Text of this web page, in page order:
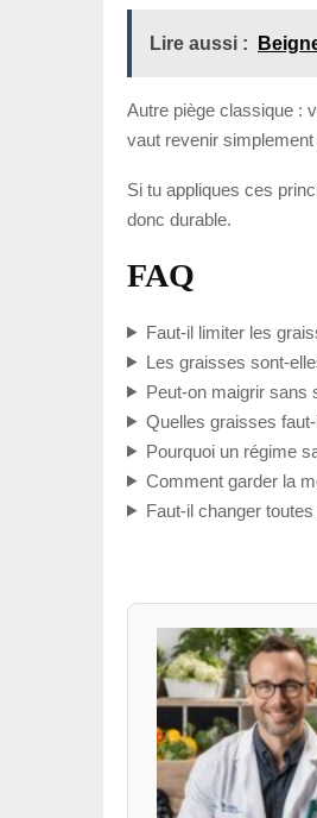
Lire aussi :
Autre piège classique :
vaut revenir
Si tu appliques ces
donc durable.
FAQ
Faut-il limiter les
Les graisses sont-
Peut-on maigrir sans
Quelles graisses
Pourquoi un régime
Comment garder la
Faut-il changer